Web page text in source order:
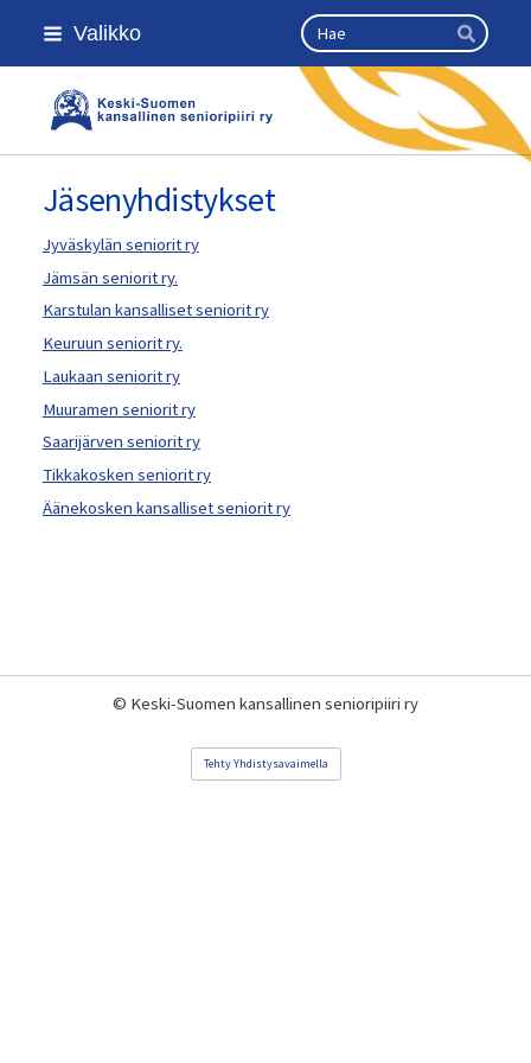
Siirry
sivun
Valikko Haku
Hae
Keski-Suomen kansallinen
Jäsenyhdistykset
Jyväskylän seniorit ry
Jämsän seniorit ry.
Karstulan kansalliset seniorit ry
Keuruun seniorit ry.
Laukaan seniorit ry
Muuramen seniorit ry
Saarijärven seniorit ry
Tikkakosken seniorit ry
Äänekosken kansalliset seniorit ry
© Keski-Suomen kansallinen senioripiiri ry
Tehty Yhdistysavaimella